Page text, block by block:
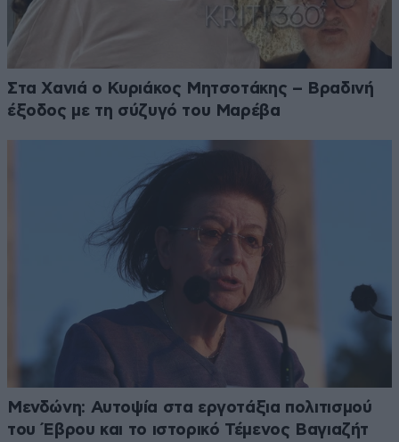
Στα Χανιά ο Κυριάκος Μητσοτάκης – Βραδινή
έξοδος με τη σύζυγό του Μαρέβα
Μενδώνη: Αυτοψία στα εργοτάξια πολιτισμού
του Έβρου και το ιστορικό Τέμενος Βαγιαζήτ